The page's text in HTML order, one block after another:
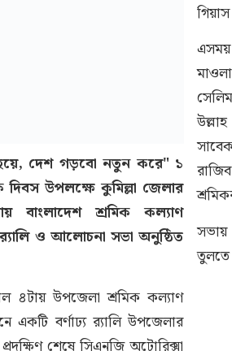
দেশ গড়বো নতুন করে" ১
দিবস উপলক্ষে কুমিল্লা জেলার
বাংলাদেশ শ্রমিক কল্যাণ
র‍্যালি ও আলোচনা সভা অনুষ্ঠিত
৪টায় উপজেলা শ্রমিক কল্যাণ
বর্ণাঢ্য র‍্যালি উপজেলার
সভায়
তুলতে